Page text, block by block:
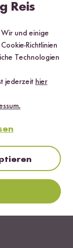
zum Newsletter
Penne aus
Reis
und einige
Richtlinien
Technologien
jederzeit hier